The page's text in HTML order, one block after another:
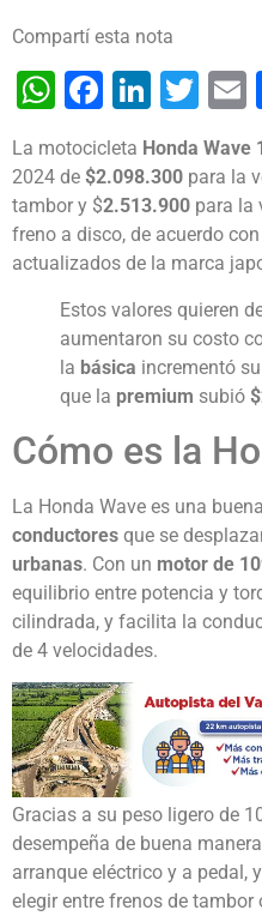
Compartí esta nota
WhatsApp
La motocicleta Honda Wave
2024 de $2.098.300 para la
tambor y $2.513.900 para la
freno a disco, de acuerdo
actualizados de la marca
Estos valores quieren
aumentaron su costo
la básica incrementó
que la premium subió
Cómo es la
La Honda Wave es una
conductores que se
urbanas. Con un motor de
equilibrio entre potencia y
cilindrada, y facilita la
de 4 velocidades.
Gracias a su peso ligero de
desempeña de buena
arranque eléctrico y a pedal,
elegir entre frenos de